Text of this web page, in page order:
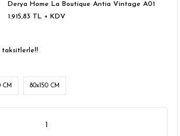
Fırın
Derya Home La Boutique Antia Vintage A01
1.915,83 TL + KDV
taksitlerle!!
CM 80x150 CM